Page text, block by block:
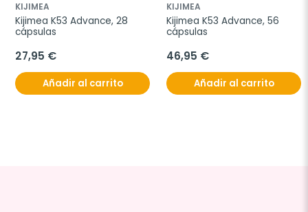
KIJIMEA
Kijimea K53 Advance, 28
cápsulas
27,95 €
Añadir al carrito
KIJIMEA
Kijimea K53 Advance, 56
cápsulas
46,95 €
Añadir al carrito